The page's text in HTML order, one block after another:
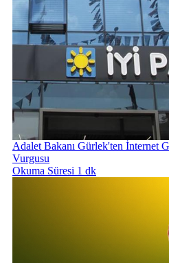
Adalet Bakanı Gürlek'ten İnternet
Vurgusu
Okuma Süresi 1 dk